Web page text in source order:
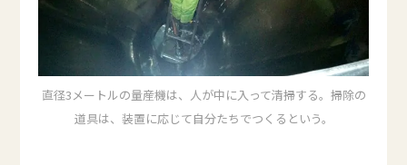
直径3メートルの量産機は、人が中に入って清掃する。掃除の
道具は、装置に応じて自分たちでつくるという。